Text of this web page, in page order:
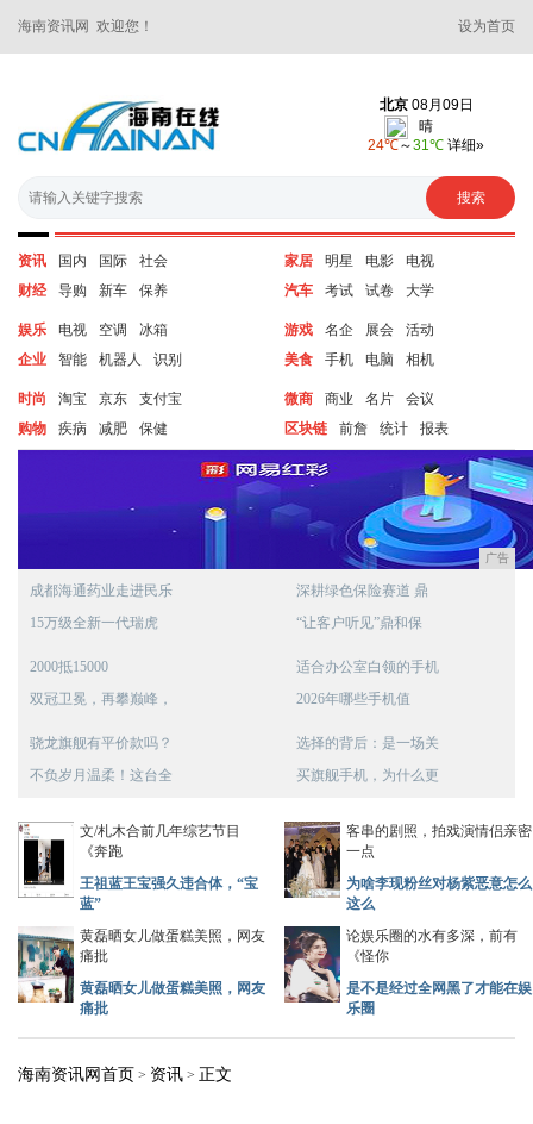
海南资讯网 欢迎您！ 设为首页
资讯 国内 国际
社会
财经
导购 新车 保养
家居 明星 电影
电视
汽车
考试 试卷 大学
娱乐 电视 空调
冰箱
企业
智能 机器人 识别
游戏 名企 展会
活动
美食
手机 电脑 相机
时尚 淘宝 京东
支付宝
购物
疾病 减肥 保健
微商 商业 名片
会议
区块链
前詹 统计 报表
广告
成都海通药业走进民乐
15万级全新一代瑞虎
深耕绿色保险赛道 鼎
“让客户听见”鼎和保
2000抵15000
双冠卫冕，再攀巅峰，
适合办公室白领的手机
2026年哪些手机值
骁龙旗舰有平价款吗？
不负岁月温柔！这台全
选择的背后：是一场关
买旗舰手机，为什么更
文/札木合前几年综艺节目
《奔跑
王祖蓝王宝强久违合体，“宝
蓝”
客串的剧照，拍戏演情侣亲密
一点
为啥李现粉丝对杨紫恶意怎么
这么
黄磊晒女儿做蛋糕美照，网友
痛批
黄磊晒女儿做蛋糕美照，网友
痛批
论娱乐圈的水有多深，前有
《怪你
是不是经过全网黑了才能在娱
乐圈
海南资讯网首页 > 资讯 > 正文